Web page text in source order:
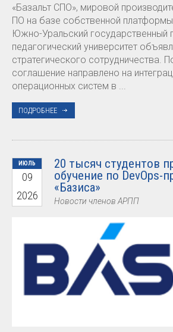
«Базальт СПО», мировой
ПО на базе собственной
Южно-Уральский государственный
педагогический университет
стратегического сотрудничества.
соглашение направлено на
операционных систем в ...
ПОДРОБНЕЕ
ИЮЛЬ
09
2026
20 тысяч студентов
обучение по DevOps-
«Базиса»
Новости членов АРПП